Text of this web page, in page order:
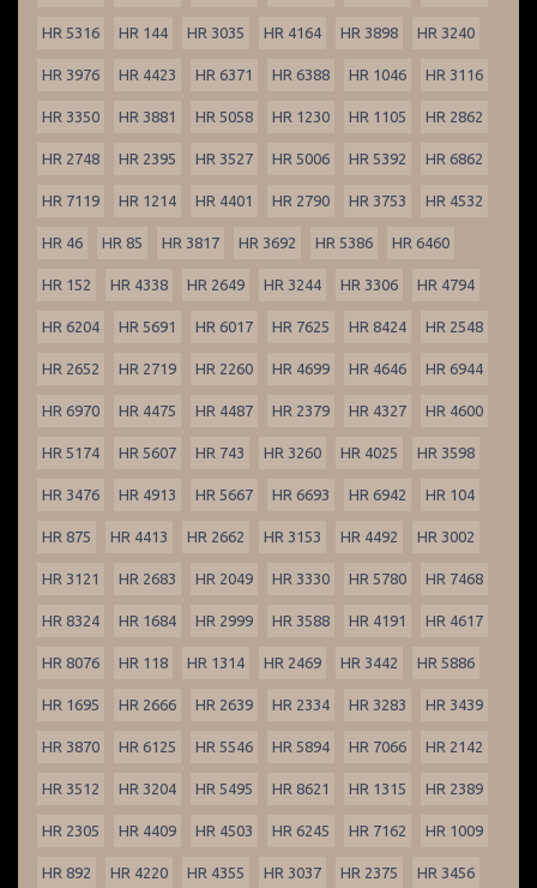
HR 5316 HR 144 HR 3035 HR 4164 HR 3898 HR 3240
HR 3976 HR 4423 HR 6371 HR 6388 HR 1046 HR 3116
HR 3350 HR 3881 HR 5058 HR 1230 HR 1105 HR 2862
HR 2748 HR 2395 HR 3527 HR 5006 HR 5392 HR 6862
HR 7119 HR 1214 HR 4401 HR 2790 HR 3753 HR 4532
HR 46 HR 85 HR 3817 HR 3692 HR 5386 HR 6460
HR 152 HR 4338 HR 2649 HR 3244 HR 3306 HR 4794
HR 6204 HR 5691 HR 6017 HR 7625 HR 8424 HR 2548
HR 2652 HR 2719 HR 2260 HR 4699 HR 4646 HR 6944
HR 6970 HR 4475 HR 4487 HR 2379 HR 4327 HR 4600
HR 5174 HR 5607 HR 743 HR 3260 HR 4025 HR 3598
HR 3476 HR 4913 HR 5667 HR 6693 HR 6942 HR 104
HR 875 HR 4413 HR 2662 HR 3153 HR 4492 HR 3002
HR 3121 HR 2683 HR 2049 HR 3330 HR 5780 HR 7468
HR 8324 HR 1684 HR 2999 HR 3588 HR 4191 HR 4617
HR 8076 HR 118 HR 1314 HR 2469 HR 3442 HR 5886
HR 1695 HR 2666 HR 2639 HR 2334 HR 3283 HR 3439
HR 3870 HR 6125 HR 5546 HR 5894 HR 7066 HR 2142
HR 3512 HR 3204 HR 5495 HR 8621 HR 1315 HR 2389
HR 2305 HR 4409 HR 4503 HR 6245 HR 7162 HR 1009
HR 892 HR 4220 HR 4355 HR 3037 HR 2375 HR 3456